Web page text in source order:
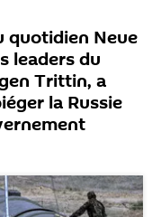
quotidien Neue
leaders du
Trittin, a
la Russie